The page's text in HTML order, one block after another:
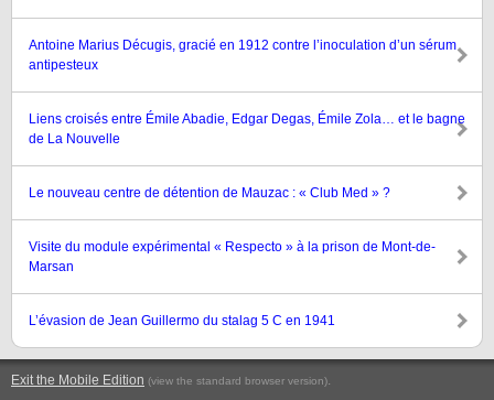
Antoine Marius Décugis, gracié en 1912 contre l’inoculation d’un sérum
antipesteux
Liens croisés entre Émile Abadie, Edgar Degas, Émile Zola… et le bagne
de La Nouvelle
Le nouveau centre de détention de Mauzac : « Club Med » ?
Visite du module expérimental « Respecto » à la prison de Mont-de-
Marsan
L’évasion de Jean Guillermo du stalag 5 C en 1941
Exit the Mobile Edition (view the standard browser version).